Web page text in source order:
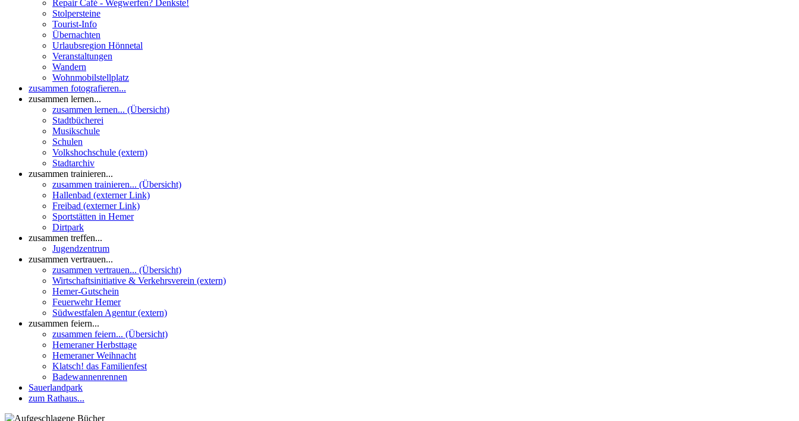
Repair Café - Wegwerfen? Denkste!
Stolpersteine
Tourist-Info
Übernachten
Urlaubsregion Hönnetal
Veranstaltungen
Wandern
Wohnmobilstellplatz
zusammen fotografieren...
zusammen lernen...
zusammen lernen... (Übersicht)
Stadtbücherei
Musikschule
Schulen
Volkshochschule (extern)
Stadtarchiv
zusammen trainieren...
zusammen trainieren... (Übersicht)
Hallenbad (externer Link)
Freibad (externer Link)
Sportstätten in Hemer
Dirtpark
zusammen treffen...
Jugendzentrum
zusammen vertrauen...
zusammen vertrauen... (Übersicht)
Wirtschaftsinitiative & Verkehrsverein (extern)
Hemer-Gutschein
Feuerwehr Hemer
Südwestfalen Agentur (extern)
zusammen feiern...
zusammen feiern... (Übersicht)
Hemeraner Herbsttage
Hemeraner Weihnacht
Klatsch! das Familienfest
Badewannenrennen
Sauerlandpark
zum Rathaus...